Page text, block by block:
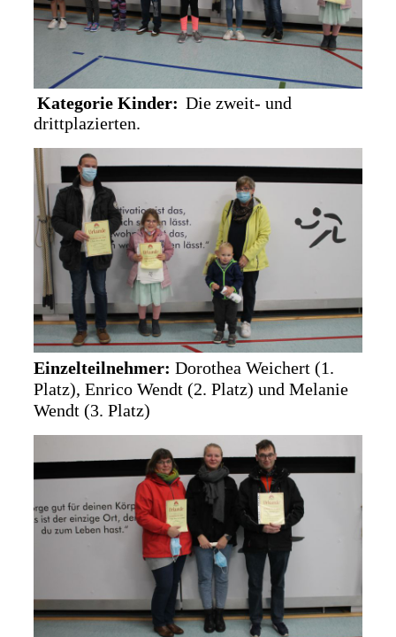
Kategorie Kinder: Die zweit- und
drittplazierten.
Einzelteilnehmer: Dorothea Weichert (1.
Platz), Enrico Wendt (2. Platz) und Melanie
Wendt (3. Platz)